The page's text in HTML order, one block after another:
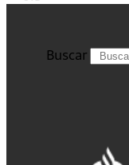
Buscar